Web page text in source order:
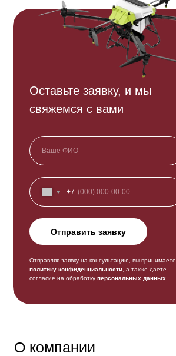
+7
Отправить заявку
Отправляя заявку на консультацию, вы принимаете
политику конфиденциальности , а также даете
согласие на обработку персональных данных
Оставьте заявку, и мы
свяжемся с вами
О компании